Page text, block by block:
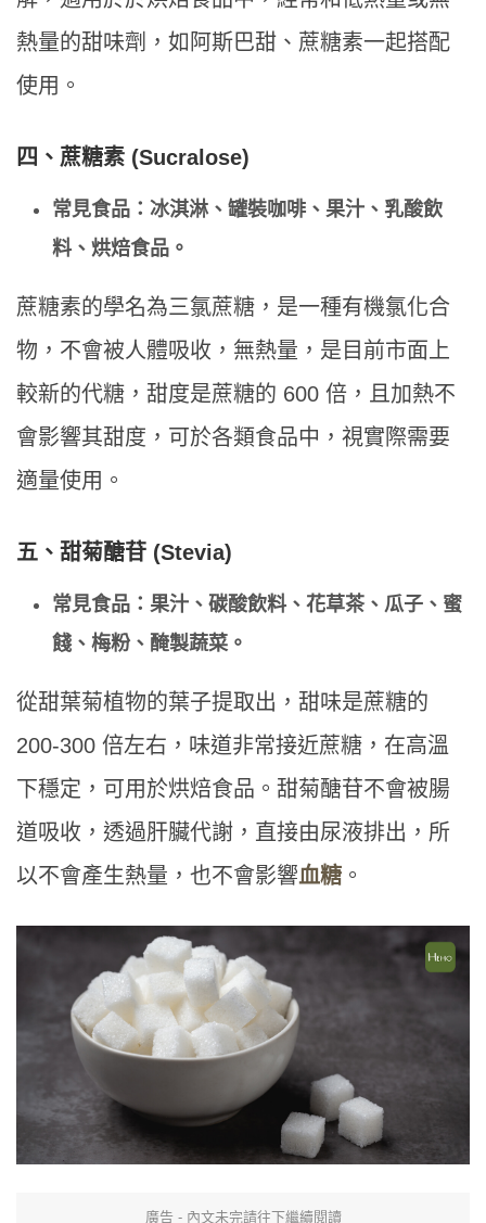
熱量的甜味劑，如阿斯巴甜、蔗糖素一起搭配
使用。
四、蔗糖素 (Sucralose)
常見食品：冰淇淋、罐裝咖啡、果汁、乳酸飲
料、烘焙食品。
蔗糖素的學名為三氯蔗糖，是一種有機氯化合
物，不會被人體吸收，無熱量，是目前市面上
較新的代糖，甜度是蔗糖的 600 倍，且加熱不
會影響其甜度，可於各類食品中，視實際需要
適量使用。
五、甜菊醣苷 (Stevia)
常見食品：果汁、碳酸飲料、花草茶、瓜子、蜜
餞、梅粉、醃製蔬菜。
從甜葉菊植物的葉子提取出，甜味是蔗糖的
200-300 倍左右，味道非常接近蔗糖，在高溫
下穩定，可用於烘焙食品。甜菊醣苷不會被腸
道吸收，透過肝臟代謝，直接由尿液排出，所
以不會產生熱量，也不會影響血糖 。
廣告 - 內文未完請往下繼續閱讀